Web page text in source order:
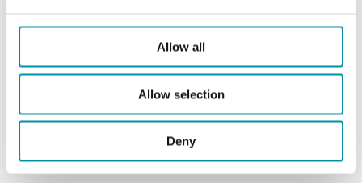
Allow all
Allow selection
Deny
RCX-... Variable list ver.2.1-1-xx
RCX/RTX/RUX EDE-files, ver. 2.1-1-01
Version history - RCX/RUX/RTX